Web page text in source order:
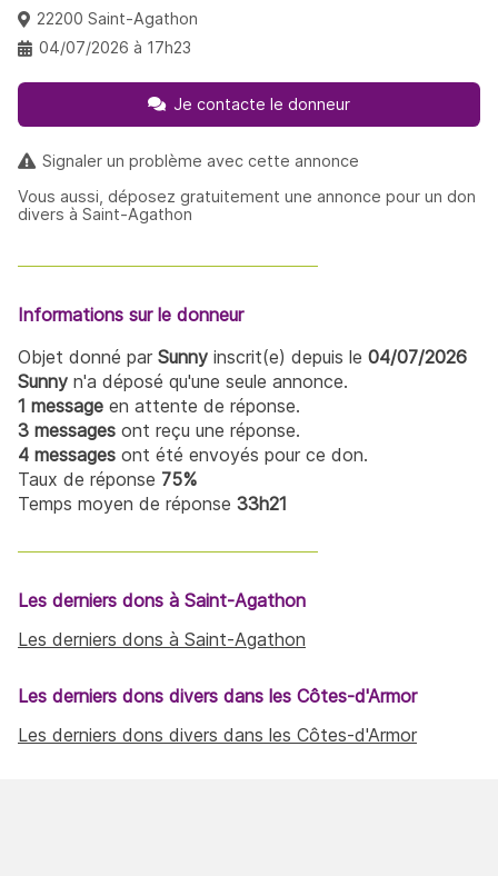
22200 Saint-Agathon
04/07/2026 à 17h23
Je contacte le donneur
Signaler un problème avec cette annonce
Vous aussi, déposez gratuitement une annonce pour un don
divers à Saint-Agathon
Informations sur le donneur
Objet donné par Sunny inscrit(e) depuis le 04/07/2026
Sunny n'a déposé qu'une seule annonce.
1 message en attente de réponse.
3 messages ont reçu une réponse.
4 messages ont été envoyés pour ce don.
Taux de réponse 75%
Temps moyen de réponse 33h21
Les derniers dons à Saint-Agathon
Les derniers dons à Saint-Agathon
Les derniers dons divers dans les Côtes-d'Armor
Les derniers dons divers dans les Côtes-d'Armor